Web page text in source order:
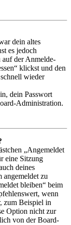
dein altes
es jedoch
auf der Anmelde-
klickst und den
wieder
dein Passwort
Administration.
„Angemeldet
eine Sitzung
deines
zu
bleiben“ beim
wenn
zum Beispiel in
Option nicht zur
von der Board-